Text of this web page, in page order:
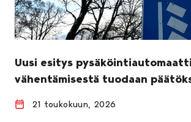
Uusi esitys
vähentämisestä tuodaan
21 toukokuun, 2026